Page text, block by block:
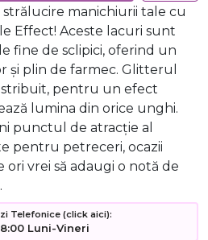
manichiurii tale cu
Effect! Aceste lacuri sunt
fine de sclipici, oferind un
și plin de farmec. Glitterul
pentru un efect
lumina din orice unghi.
punctul de atracție al
pentru petreceri, ocazii
ori vrei să adaugi o notă de
Telefonice (click aici):
Luni-Vineri